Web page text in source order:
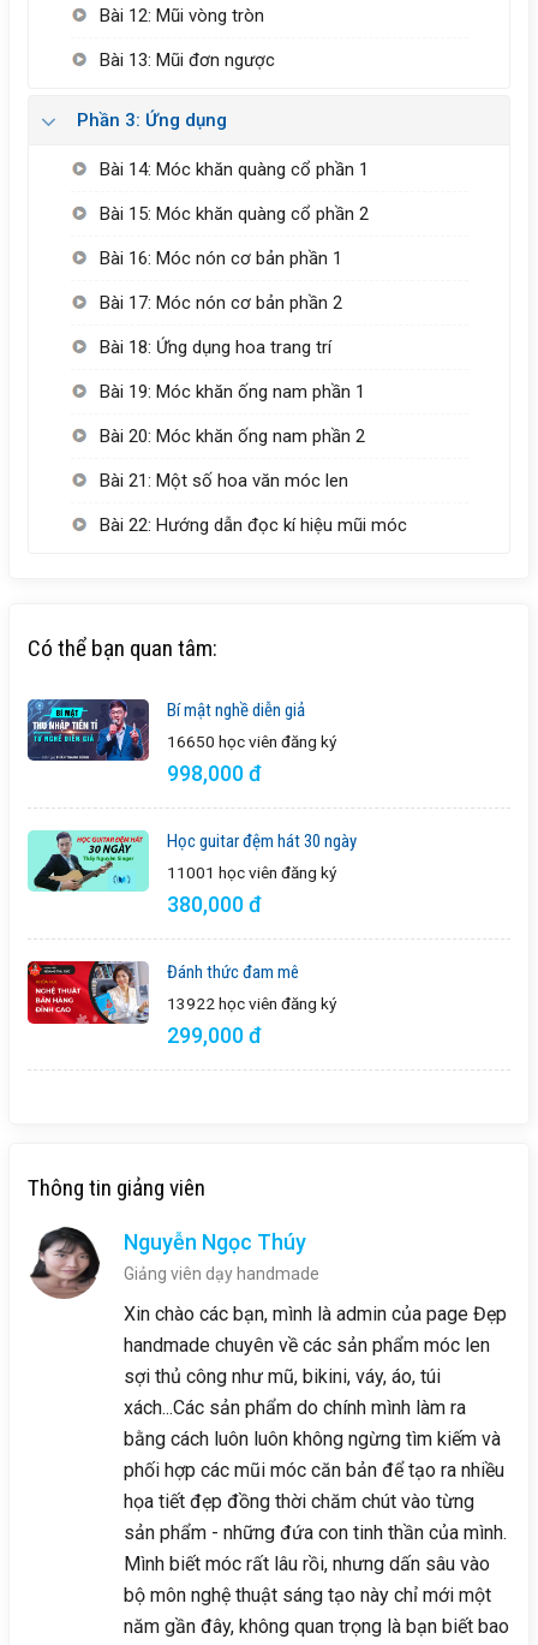
Bài 12: Mũi vòng tròn
Bài 13: Mũi đơn ngược
Phần 3: Ứng dụng
Bài 14: Móc khăn quàng cổ phần 1
Bài 15: Móc khăn quàng cổ phần 2
Bài 16: Móc nón cơ bản phần 1
Bài 17: Móc nón cơ bản phần 2
Bài 18: Ứng dụng hoa trang trí
Bài 19: Móc khăn ống nam phần 1
Bài 20: Móc khăn ống nam phần 2
Bài 21: Một số hoa văn móc len
Bài 22: Hướng dẫn đọc kí hiệu mũi móc
Có thể bạn quan tâm:
Bí mật nghề diễn giả
16650 học viên đăng ký
998,000 đ
Học guitar đệm hát 30 ngày
11001 học viên đăng ký
380,000 đ
Đánh thức đam mê
13922 học viên đăng ký
299,000 đ
Thông tin giảng viên
Nguyễn Ngọc Thúy
Giảng viên dạy handmade
Xin chào các bạn, mình là admin của page Đẹp
handmade chuyên về các sản phẩm móc len
sợi thủ công như mũ, bikini, váy, áo, túi
xách...Các sản phẩm do chính mình làm ra
bằng cách luôn luôn không ngừng tìm kiếm và
phối hợp các mũi móc căn bản để tạo ra nhiều
họa tiết đẹp đồng thời chăm chút vào từng
sản phẩm - những đứa con tinh thần của mình.
Mình biết móc rất lâu rồi, nhưng dấn sâu vào
bộ môn nghệ thuật sáng tạo này chỉ mới một
năm gần đây, không quan trọng là bạn biết bao